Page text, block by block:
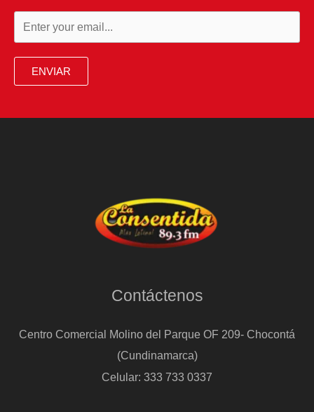
ENVIAR
Contáctenos
Centro Comercial Molino del Parque OF 209- Chocontá
(Cundinamarca)
Celular: 333 733 0337